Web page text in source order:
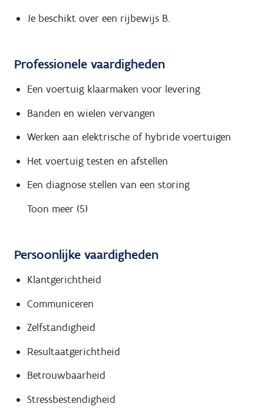
Je beschikt over een rijbewijs B.
Professionele vaardigheden
Een voertuig klaarmaken voor levering
Banden en wielen vervangen
Werken aan elektrische of hybride voertuigen
Het voertuig testen en afstellen
Een diagnose stellen van een storing
Toon meer (5)
Persoonlijke vaardigheden
Klantgerichtheid
Communiceren
Zelfstandigheid
Resultaatgerichtheid
Betrouwbaarheid
Stressbestendigheid